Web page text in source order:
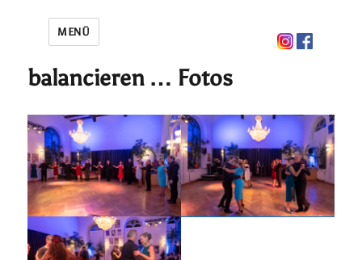
MENÜ
balancieren … Fotos